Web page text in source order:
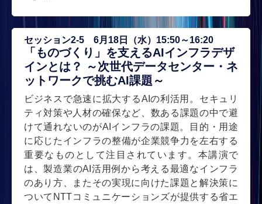
セッション2-5 6月18日（水）15:50～16:20
「ものづくり」を支えるAIインフラデザ
インとは？ ～次世代データセンター・ネ
ットワークで挑むAI課題～
ビジネスで急速に拡大するAIの利活用。セキュリ
ティ対策や人材の確保など、数ある課題の中で避
けて通れないのがAIインフラの課題。目的・用途
に応じたインフラの整備が企業競争力を左右する
重要なものとして注目されています。本講演で
は、製造業のAI活用例から考える最適なインフラ
のあり方、またその実現に向けた課題と解決策に
ついてNTTコミュニケーションズが提供する省エ